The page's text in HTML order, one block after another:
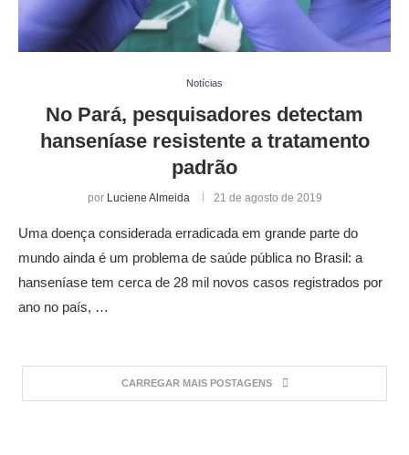
Notícias
No Pará, pesquisadores detectam
hanseníase resistente a tratamento
padrão
por Luciene Almeida 21 de agosto de 2019
Uma doença considerada erradicada em grande parte do
mundo ainda é um problema de saúde pública no Brasil: a
hanseníase tem cerca de 28 mil novos casos registrados por
ano no país, …
CARREGAR MAIS POSTAGENS